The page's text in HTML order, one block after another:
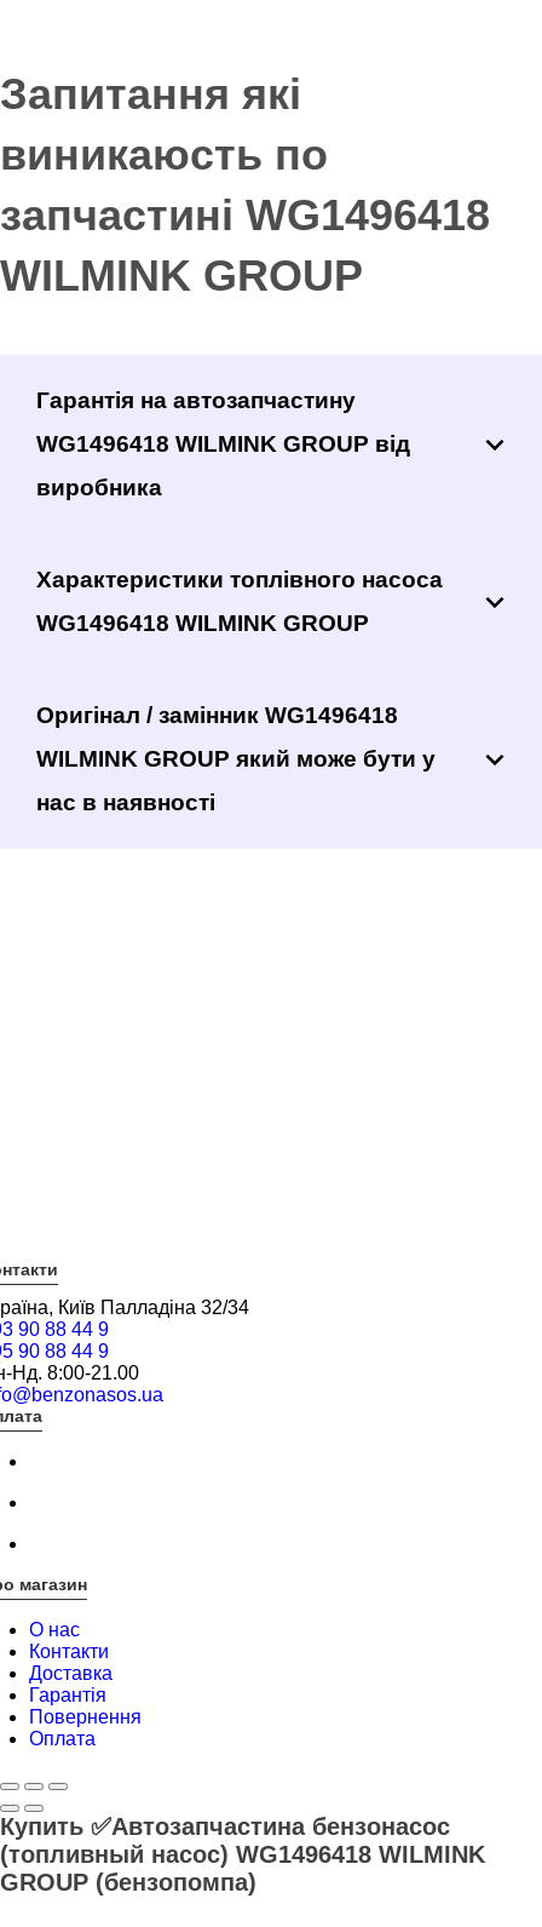
Запитання які
виникаюсть по
запчастині WG1496418
WILMINK GROUP
Гарантія на автозапчастину
WG1496418 WILMINK GROUP від
виробника
Характеристики топлівного насоса
WG1496418 WILMINK GROUP
Оригінал / замінник WG1496418
WILMINK GROUP який може бути у
нас в наявності
Київ Палладіна 32/34
90 88 44 9
90 88 44 9
Нд. 8:00-21.00
магазин
О нас
Контакти
Доставка
Гарантія
Повернення
Оплата
Купить ✅Автозапчастина бензонасос
(топливный насос) WG1496418 WILMINK
GROUP (бензопомпа)